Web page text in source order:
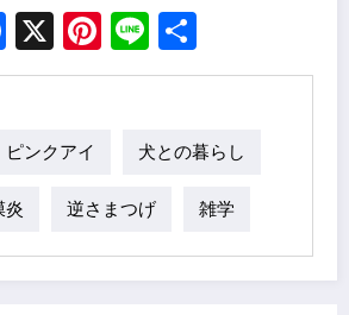
Facebook
X Pinterest
Line
ピンクアイ 犬との暮らし
炎 逆さまつげ 雑学